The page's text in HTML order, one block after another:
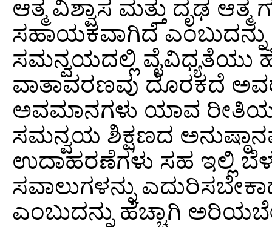
ಆತ್ಮ ವಿಶ್ವಾಸ ಮತ್ತು ದೃಢ
ಸಹಾಯಕವಾಗಿದೆ
ಸಮನ್ವಯದಲ್ಲಿ ವೈವಿಧ್ಯತೆಯು
ವಾತಾವರಣವು ದೊರಕದೆ
ಅವಮಾನಗಳು ಯಾವ
ಸಮನ್ವಯ ಶಿಕ್ಷಣದ
ಉದಾಹರಣೆಗಳು ಸಹ ಇಲ್ಲಿ
ಸವಾಲುಗಳನ್ನು
ಎಂಬುದನ್ನು ಹೆಚ್ಚಾಗಿ